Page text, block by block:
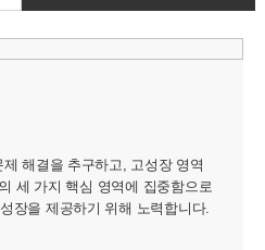
해결을 추구하고, 고성장 영역
세 가지 핵심 영역에 집중함으로
장을 제공하기 위해 노력합니다.